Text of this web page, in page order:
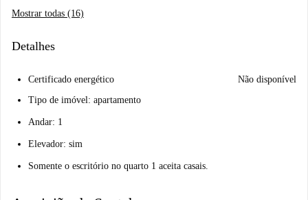
Mostrar todas (16)
Detalhes
Certificado energético
Não disponível
Tipo de imóvel: apartamento
Andar: 1
Elevador: sim
Somente o escritório no quarto 1 aceita casais.